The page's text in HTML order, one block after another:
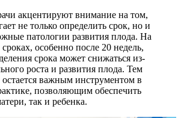
акцентируют внимание на том,
не только определить срок, но и
патологии развития плода. На
особенно после 20 недель,
срока может снижаться из-
роста и развития плода. Тем
важным инструментом в
позволяющим обеспечить
так и ребенка.